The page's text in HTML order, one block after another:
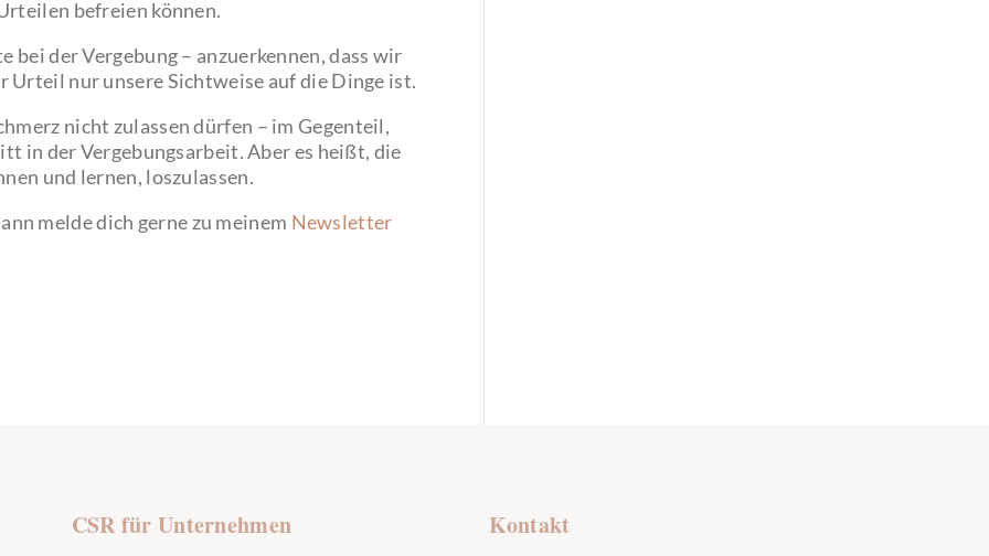
befreien können.
der Vergebung – anzuerkennen, dass wir
Urteil nur unsere Sichtweise auf die Dinge ist.
nicht zulassen dürfen – im Gegenteil,
in der Vergebungsarbeit. Aber es heißt, die
und lernen, loszulassen.
melde dich gerne zu meinem Newsletter
CSR für Unternehmen Kontakt